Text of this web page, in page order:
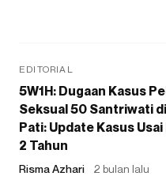
EDITORIAL
5W1H: Dugaan Kasus
Seksual 50 Santriwati
Pati: Update Kasus
2 Tahun
Risma Azhari 2 bulan lalu